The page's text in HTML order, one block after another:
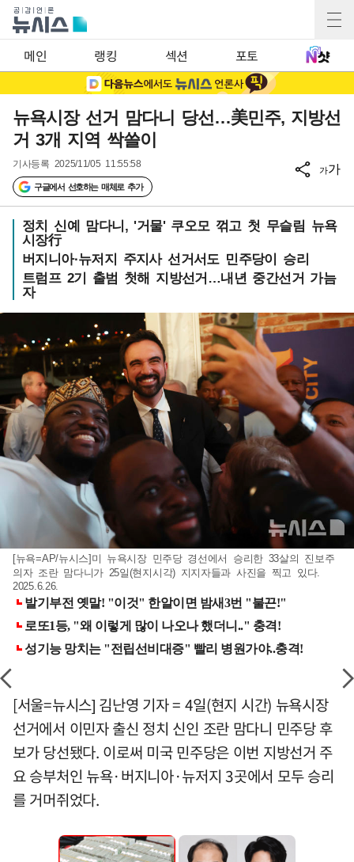
메인 랭킹 섹션 포토
뉴욕시장 선거 맘다니 당선…美민주, 지방선
거 3개 지역 싹쓸이
기사등록 2025/11/05 11:55:58
구글에서 선호하는 매체로 추가
가가
정치 신예 맘다니, '거물' 쿠오모 꺾고 첫 무슬림 뉴욕
시장行
버지니아·뉴저지 주지사 선거서도 민주당이 승리
트럼프 2기 출범 첫해 지방선거…내년 중간선거 가늠
자
[뉴욕=AP/뉴시스]미 뉴욕시장 민주당 경선에서 승리한 33살의 진보주
의자 조란 맘다니가 25일(현지시각) 지지자들과 사진을 찍고 있다.
2025.6.26.
[서울=뉴시스] 김난영 기자 = 4일(현지 시간) 뉴욕시장
선거에서 이민자 출신 정치 신인 조란 맘다니 민주당 후
보가 당선됐다. 이로써 미국 민주당은 이번 지방선거 주
요 승부처인 뉴욕·버지니아·뉴저지 3곳에서 모두 승리
를 거머쥐었다.